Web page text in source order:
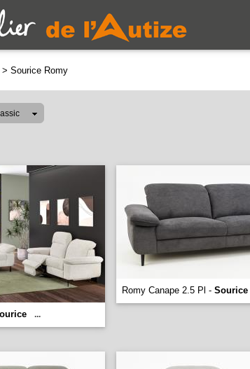
> Sourice Romy
...
Romy Canape 2.5 Pl - Sourice